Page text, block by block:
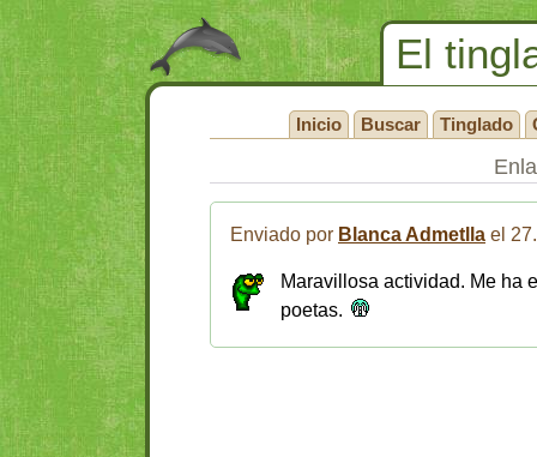
El
Inicio Buscar Tinglado
Enviado por Blanca Admetlla el
Maravillosa actividad. Me ha
poetas.